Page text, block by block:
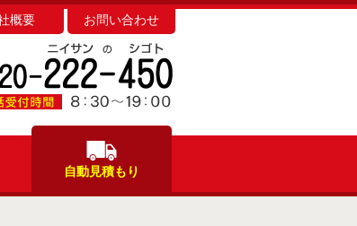
概要 お問い合わせ
自動見積もり